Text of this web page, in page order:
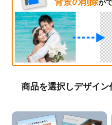
が
商品を選択しデザイ